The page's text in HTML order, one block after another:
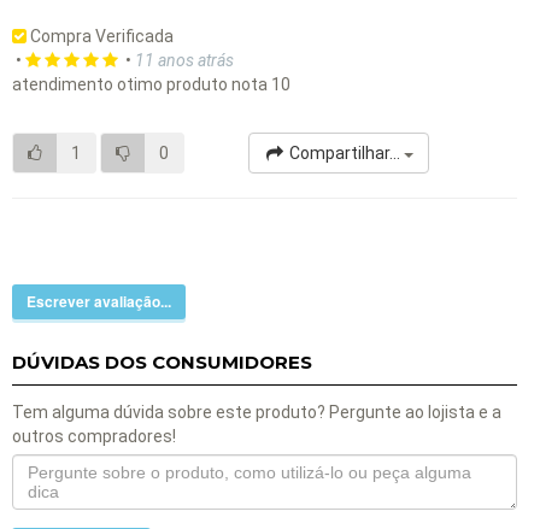
Compra Verificada
•
• 11 anos atrás
atendimento otimo produto nota 10
1 0 Compartilhar...
Escrever avaliação...
DÚVIDAS DOS CONSUMIDORES
Tem alguma dúvida sobre este produto? Pergunte ao lojista e a
outros compradores!